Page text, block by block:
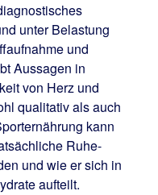
unter Belastung
und
Aussagen in
von Herz und
qualitativ als auch
kann
Ruhe-
und wie er sich in
aufteilt.